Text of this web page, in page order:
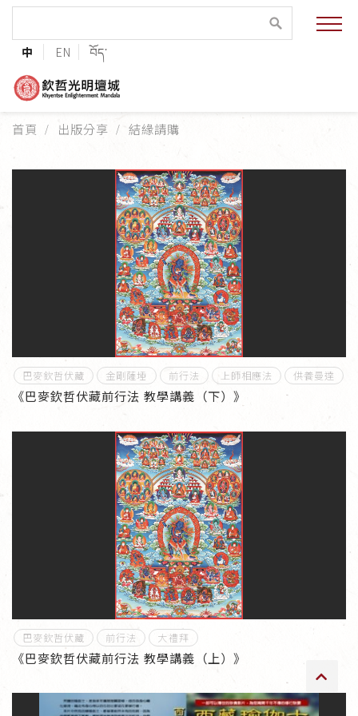
中 EN བོད་
緣起與願景
法王與上師的祝福
第三世巴麥欽哲仁波切
傳承上師授證
*巴麥寺與麥青寺的聯合聲明
尊貴上師珍寶開示
巴麥欽哲珍寶開示
前行開示文集
媒體影音集
首頁 出版分享 結緣請購
巴麥欽哲伏藏 金剛薩埵 前行法 上師相應法 供養曼達
《巴麥欽哲伏藏前行法 教學講義（下）》
巴麥欽哲伏藏 前行法 大禮拜
《巴麥欽哲伏藏前行法 教學講義（上）》